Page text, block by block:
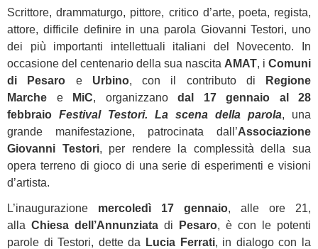
Scrittore, drammaturgo, pittore, critico d’arte, poeta, regista,
attore, difficile definire in una parola Giovanni Testori, uno
dei più importanti intellettuali italiani del Novecento. In
occasione del centenario della sua nascita AMAT, i Comuni
di Pesaro e Urbino, con il contributo di
Regione
Marche e MiC, organizzano dal 17 gennaio al 28
febbraio Festival Testori. La scena della parola, una
grande manifestazione, patrocinata dall’Associazione
Giovanni Testori, per rendere la complessità della sua
opera terreno di gioco di una serie di esperimenti e visioni
d’artista.
L’inaugurazione mercoledì 17 gennaio, alle ore 21,
alla Chiesa dell’Annunziata di Pesaro, è con le potenti
parole di Testori, dette da
Lucia Ferrati, in dialogo con la